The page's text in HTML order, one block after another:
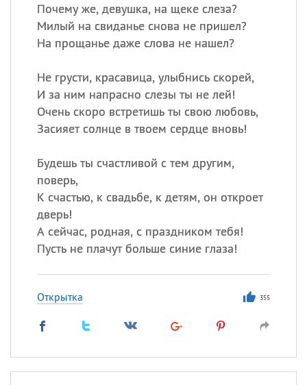
Почему же, девушка, на щеке слеза?
Милый на свиданье снова не пришел?
На прощанье даже слова не нашел?
Не грусти, красавица, улыбнись скорей,
И за ним напрасно слезы ты не лей!
Очень скоро встретишь ты свою любовь,
Засияет солнце в твоем сердце вновь!
Будешь ты счастливой с тем другим,
поверь,
К счастью, к свадьбе, к детям, он откроет
дверь!
А сейчас, родная, с праздником тебя!
Пусть не плачут больше синие глаза!
Открытка 355
телевидения
Сегодня празднуют именины
Герман,Иван,Клим,
Посмотреть значениеи